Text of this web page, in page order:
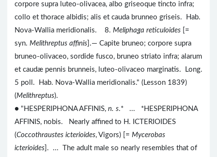
corpore supra luteo-olivacea, albo griseoque tincto infra;
collo et thorace albidis; alis et cauda brunneo griseis. Hab.
Nova-Wallia meridionalis. 8. Meliphaga reticuloides
[=
syn. Melithreptus affinis ].— Capite bruneo; corpore supra
bruneo-olivaceo, sordide fusco, bruneo striato infra; alarum
et caudæ pennis brunneis, luteo-olivaceo marginatis. Long.
5 poll. Hab. Nova-Wallia meridionalis." (Lesson 1839)
(Melithreptus).
● "HESPERIPHONA AFFINIS, n. s.* ... *HESPERIPHONA
AFFINIS, nobis. Nearly affined to H. ICTERIOIDES
(Coccothraustes icterioides, Vigors) [= Mycerobas
icterioides ]. ... The adult male so nearly resembles that of